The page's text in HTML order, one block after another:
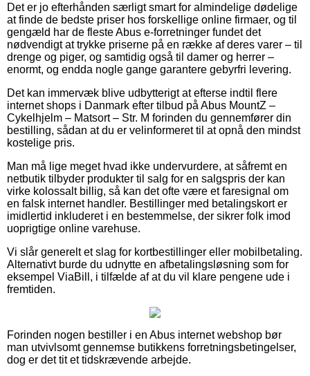
Det er jo efterhånden særligt smart for almindelige dødelige
at finde de bedste priser hos forskellige online firmaer, og til
gengæld har de fleste Abus e-forretninger fundet det
nødvendigt at trykke priserne på en række af deres varer – til
drenge og piger, og samtidig også til damer og herrer –
enormt, og endda nogle gange garantere gebyrfri levering.
Det kan immervæk blive udbytterigt at efterse indtil flere
internet shops i Danmark efter tilbud på Abus MountZ –
Cykelhjelm – Matsort – Str. M forinden du gennemfører din
bestilling, sådan at du er velinformeret til at opnå den mindst
kostelige pris.
Man må lige meget hvad ikke undervurdere, at såfremt en
netbutik tilbyder produkter til salg for en salgspris der kan
virke kolossalt billig, så kan det ofte være et faresignal om
en falsk internet handler. Bestillinger med betalingskort er
imidlertid inkluderet i en bestemmelse, der sikrer folk imod
uoprigtige online varehuse.
Vi slår generelt et slag for kortbestillinger eller mobilbetaling.
Alternativt burde du udnytte en afbetalingsløsning som for
eksempel ViaBill, i tilfælde af at du vil klare pengene ude i
fremtiden.
Forinden nogen bestiller i en Abus internet webshop bør
man utvivlsomt gennemse butikkens forretningsbetingelser,
dog er det tit et tidskrævende arbejde.